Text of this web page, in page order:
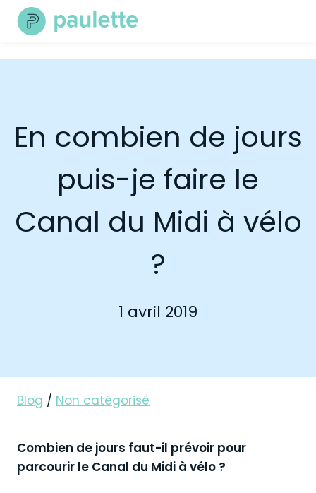
Skip
En combien de jours
puis-je faire le
Canal du Midi à vélo
?
1 avril 2019
Blog / Non catégorisé
Combien de jours faut-il prévoir pour
parcourir le Canal du Midi à vélo ?